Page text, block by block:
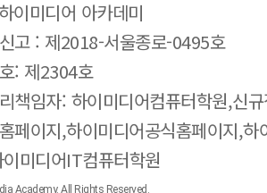
이미디어 아카데미
고 : 제2018-서울종로-0495호
: 제2304호
책임자: 하이미디어컴퓨터학원,신
페이지,하이미디어공식홈페이지,
미디어IT컴퓨터학원
Academy. All Rights Reserved.